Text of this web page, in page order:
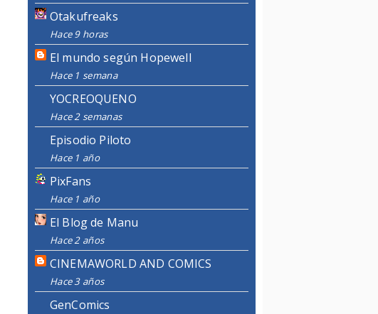
Otakufreaks
Hace 9 horas
El mundo según Hopewell
Hace 1 semana
YOCREOQUENO
Hace 2 semanas
Episodio Piloto
Hace 1 año
PixFans
Hace 1 año
El Blog de Manu
Hace 2 años
CINEMAWORLD AND COMICS
Hace 3 años
GenComics